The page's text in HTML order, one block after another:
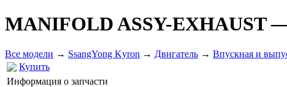
MANIFOLD ASSY-EXHAUST—
Все модели → SsangYong Kyron → Двигатель → Впускная и
Купить
Информация о запчасти